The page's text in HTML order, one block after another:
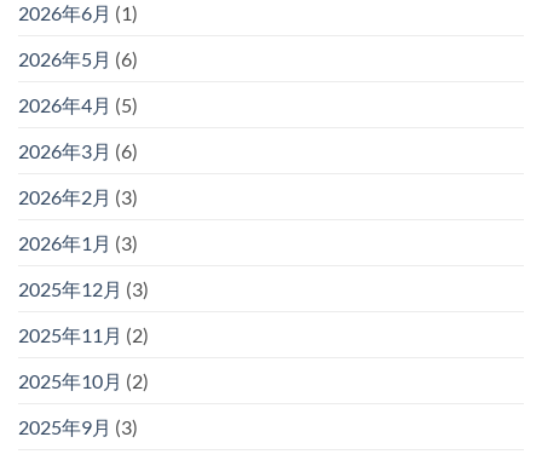
2026年6月 (1)
2026年5月 (6)
2026年4月 (5)
2026年3月 (6)
2026年2月 (3)
2026年1月 (3)
2025年12月 (3)
2025年11月 (2)
2025年10月 (2)
2025年9月 (3)